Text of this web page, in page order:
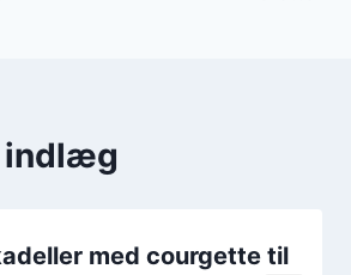
indlæg
med courgette til